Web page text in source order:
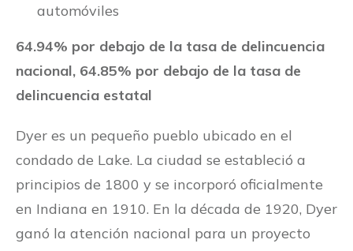
automóviles
64.94% por debajo de la tasa de delincuencia
nacional, 64.85% por debajo de la tasa de
delincuencia estatal
Dyer es un pequeño pueblo ubicado en el
condado de Lake. La ciudad se estableció a
principios de 1800 y se incorporó oficialmente
en Indiana en 1910. En la década de 1920, Dyer
ganó la atención nacional para un proyecto